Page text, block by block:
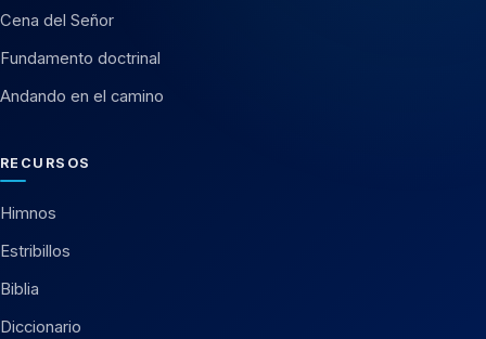
Cena del Señor
Fundamento doctrinal
Andando en el camino
RECURSOS
Himnos
Estribillos
Biblia
Diccionario